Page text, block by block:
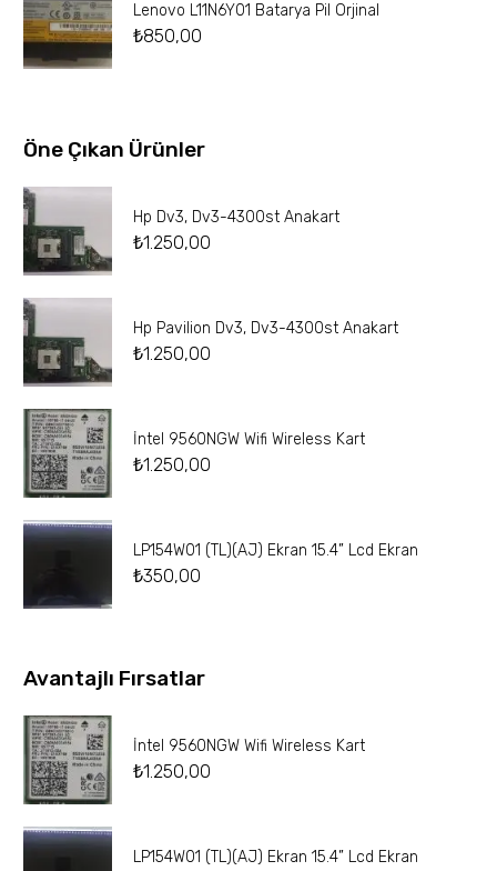
Lenovo L11N6Y01 Batarya Pil Orjinal
₺850,00
Öne Çıkan Ürünler
Hp Dv3, Dv3-4300st Anakart
₺1.250,00
Hp Pavilion Dv3, Dv3-4300st Anakart
₺1.250,00
İntel 9560NGW Wifi Wireless Kart
₺1.250,00
LP154W01 (TL)(AJ) Ekran 15.4” Lcd Ekran
₺350,00
Avantajlı Fırsatlar
İntel 9560NGW Wifi Wireless Kart
₺1.250,00
LP154W01 (TL)(AJ) Ekran 15.4” Lcd Ekran